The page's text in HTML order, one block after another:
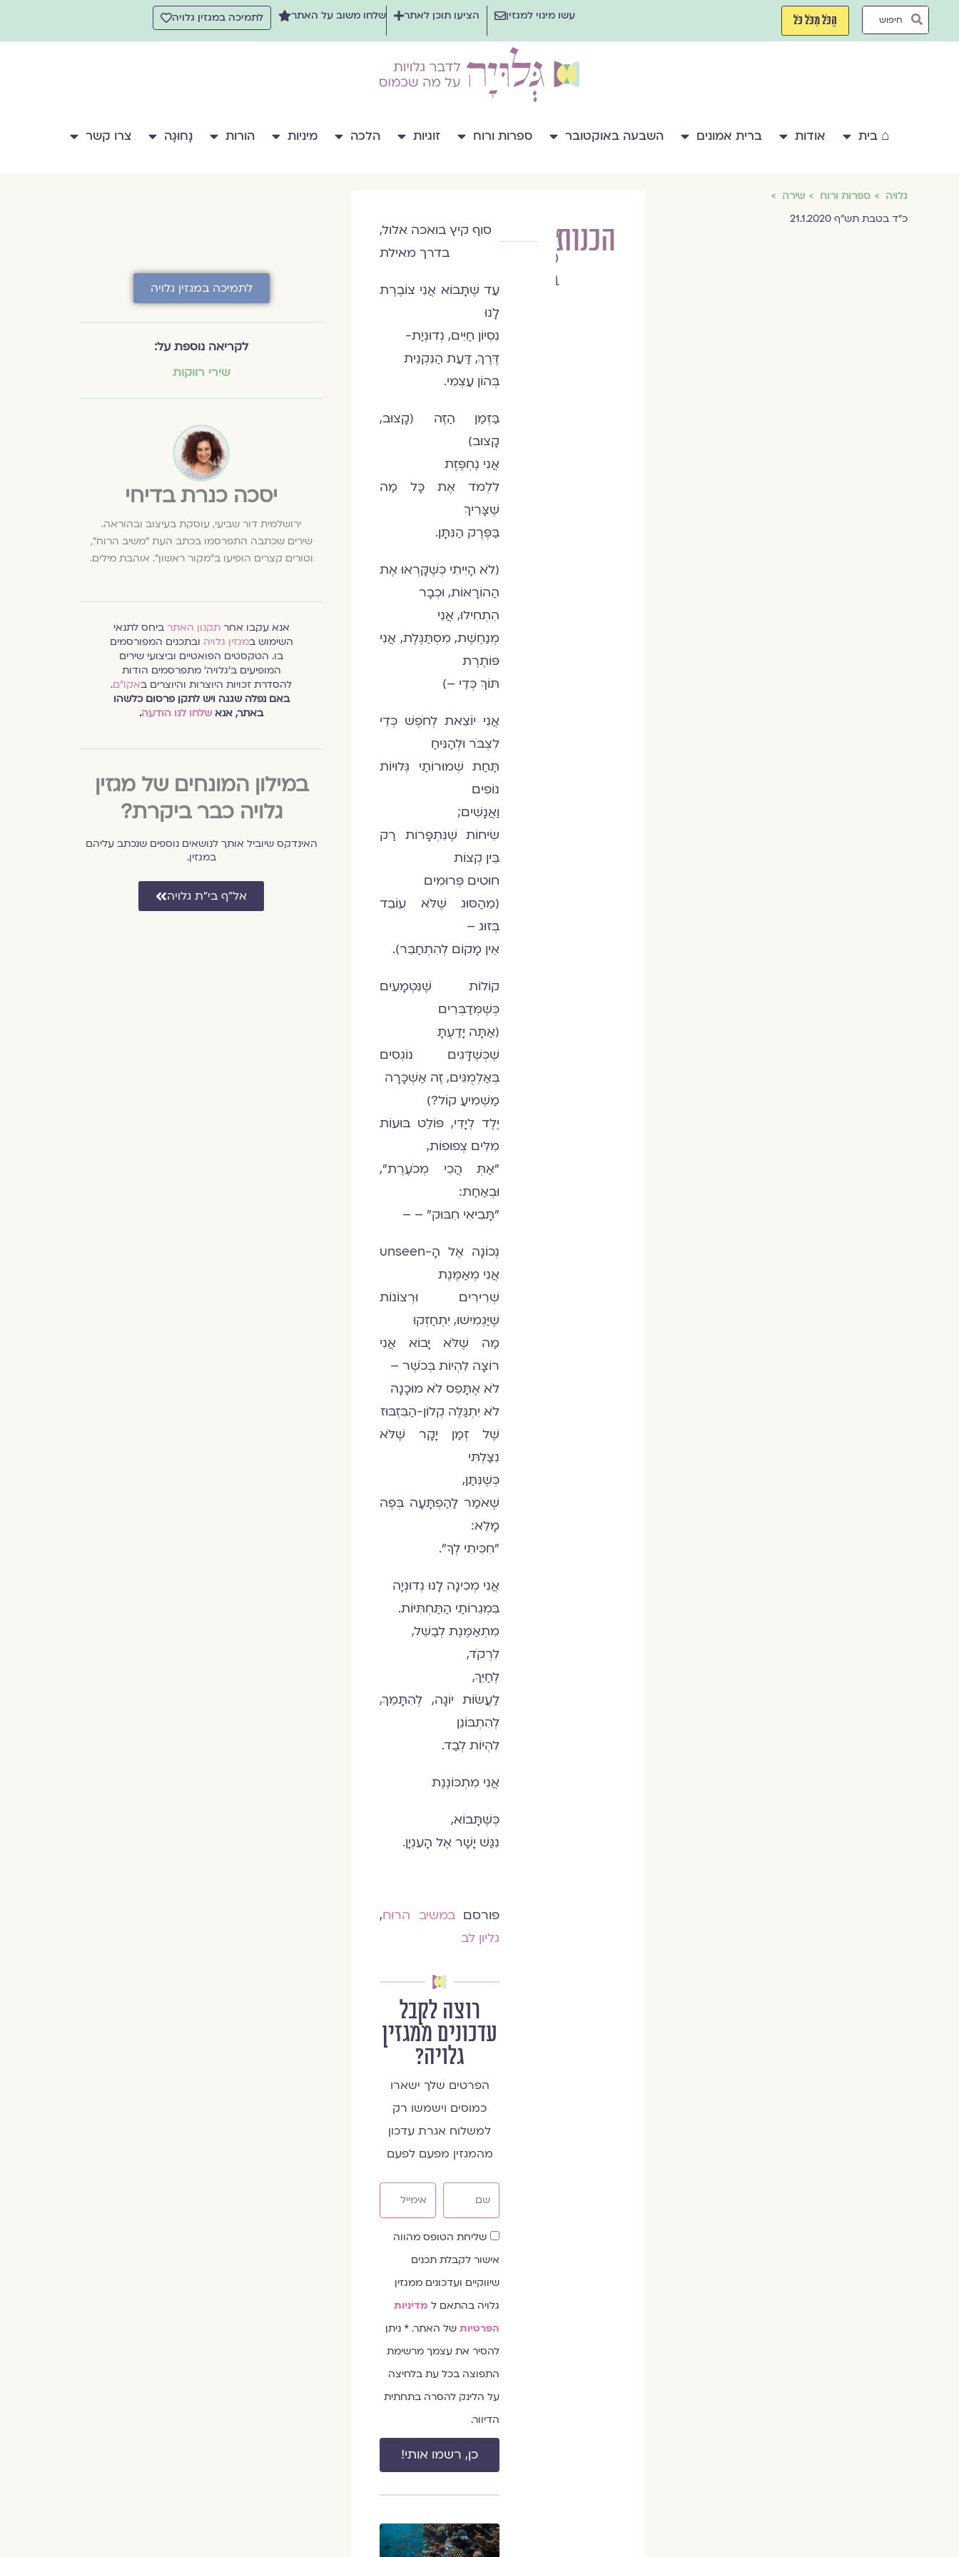
Search
הַכֹּל מִכֹּל כֹּל עשו מינוי למגזין הציעו תוכן לאתר שלחו משוב על האתר לתמיכה במגזין גלויה
⌂ בית אודות ברית אמונים השבעה באוקטובר ספרות ורוח זוגיות הלכה מיניות הורות נָחוּגָה צרו קשר
גלויה ספרות ורוח
שירה
כ"ד בטבת תש"ף 21.1.2020
הכנותיסכה
כנרת
בדיחי
סוף קיץ בואכה אלול,
בדרך מאילת
עַד שֶׁתָּבוֹא אֲנִי צוֹבֶרֶת
לָנוּ
נִסְיוֹן חַיִּים, נְדוּנְיַת-
דֶּרֶךְ, דַּעַת הַנִּקְנֵית
בְּהוֹן עַצְמִי.
בַּזְּמַן הַזֶּה (קָצוּב,
קָצוּב)
אֲנִי נֶחְפֶּזֶת
לִלְמֹד אֶת כָּל מַה
שֶּׁצָּרִיךְ
בַּפֶּרֶק הַנִּתָּן.
(לֹא הָיִיתִי כְּשֶׁקָּרְאוּ אֶת
הַהוֹרָאוֹת, וּכְבָר
הִתְחִילוּ, אֲנִי
מְנַחֶשֶׁת, מִסְתַּגֶּלֶת, אֲנִי
פּוֹתֶרֶת
תּוֹךְ כְּדֵי –)
אֲנִי יוֹצֵאת לְחֹפֶשׁ כְּדֵי
לִצְבֹּר וּלְהַנִּיחַ
תַּחַת שְׁמוּרוֹתַי גְּלוּיוֹת
נוֹפִים
וַאֲנָשִׁים;
שִׂיחוֹת שֶׁנִּתְפָּרוֹת רַק
בֵּין קְצוֹת
חוּטִים פְּרוּמִים
(מֵהַסּוּג שֶׁלֹּא עוֹבֵד
בְּזוּג –
אֵין מָקוֹם לְהִתְחַבֵּר).
קוֹלוֹת שֶׁנִּטְמָעִים
כְּשֶׁמְּדַבְּרִים
(אַתָּה יָדַעְתָּ
שֶׁכְּשֶׁדָּגִים נוֹגְסִים
בְּאַלְמֻגִּים, זֶה אַשְׁכָּרָה
מַשְׁמִיעַ קוֹל?)
יֶלֶד לְיָדִי, פּוֹלֵט בּוּעוֹת
מִלִּים צְפוּפוֹת,
"אַתְּ הֲכִי מְכֹעֶרֶת",
וּבְאַחַת:
"תָּבִיאִי חִבּוּק" – –
נְכוֹנָה אֶל הָ-unseen
אֲנִי מְאַמֶּנֶת
שְׁרִירִים וּרְצוֹנוֹת
שֶׁיַּגְמִישׁוּ, יִתְחַזְּקוּ
מַה שֶּׁלֹּא יָבוֹא אֲנִי
רוֹצָה לִהְיוֹת בְּכֹשֶׁר –
לֹא אֶתָּפֵס לֹא מוּכָנָה
לֹא יִתְגַּלֶּה קְלוֹן-הַבִּזְבּוּז
שֶׁל זְמַן יָקָר שֶׁלֹּא
נִצַּלְתִּי
כְּשֶׁנִּתַּן,
שֶׁאֹמַר לַהַפְתָּעָה בְּפֶה
מָלֵא:
"חִכִּיתִי לְךָ".
אֲנִי מְכִינָה לָנוּ נְדוּנְיָה
בִּמְגֵרוֹתַי הַתַּחְתִּיּוֹת.
מִתְאַמֶּנֶת לְבַשֵּׁל,
לִרְקֹד,
לְחַיֵּךְ,
לַעֲשׂוֹת יוֹגָה, לְהִתָּמֵךְ,
לְהִתְבּוֹנֵן
לִהְיוֹת לְבַד.
אֲנִי מִתְכּוֹנֶנֶת
כְּשֶׁתָּבוֹא,
נִגַּשׁ יָשָׁר אֶל הָעִנְיָן.
פורסםבמשיב הרוח,
גליון לב
רוצה לקבל
עדכונים ממגזין
גלויה?
הפרטים שלך ישארו
כמוסים וישמשו רק
למשלוח אגרת עדכון
מהמגזין מפעם לפעם
שדהשליחת הטופס מהווה
אישור לקבלת תכנים
שיווקיים ועדכונים ממגזין
גלויה בהתאם למדיניות
הפרטיותשל האתר. * ניתן
להסיר את עצמך מרשימת
התפוצה בכל עת בלחיצה
על הלינק להסרה בתחתית
הדיוור.
כן, רשמו אותי!
לתמיכה במגזין גלויה
לקריאה נוספת על:
שירי רווקות
יסכה כנרת בדיחי
ירושלמית דור שביעי, עוסקת בעיצוב ובהוראה.
שירים שכתבה התפרסמו בכתב העת "משיב הרוח",
וטורים קצרים הופיעו ב"מקור ראשון". אוהבת מילים.
אנא עקבו אחרתקנון האתר ביחס לתנאי
השימוש במגזין גלויה ובתכנים המפורסמים
בו. הטקסטים הפואטיים וביצועי שירים
המופיעים ב׳גלויה׳ מתפרסמים הודות
להסדרת זכויות היוצרות והיוצרים באקו״ם.
באם נפלה שגגה ויש לתקן פרסום כלשהו
באתר, אנא שלחו לנו הודעה.
במילון המונחים של מגזין
גלויה כבר ביקרת?
האינדקס שיוביל אותך לנושאים נוספים שנכתב עליהם
במגזין.
אל״ף בי״ת גלויה